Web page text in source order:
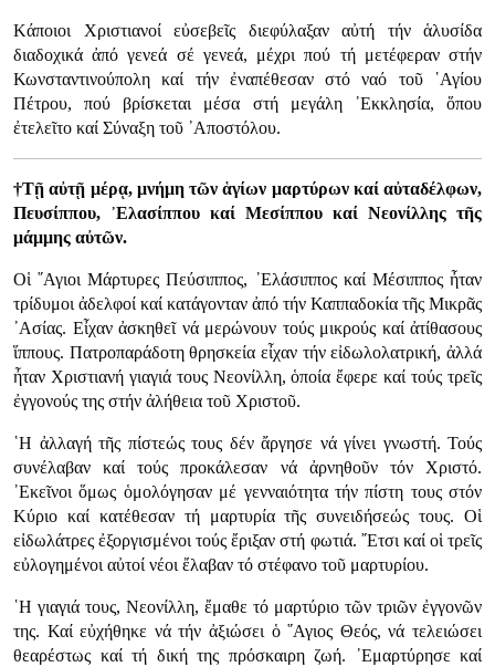
Κάποιοι Χριστιανοί εὐσεβεῖς διεφύλαξαν αὐτή τήν ἁλυσίδα
διαδοχικά ἀπό γενεά σέ γενεά, μέχρι πού τή μετέφεραν στήν
Κωνσταντινούπολη καί τήν ἐναπέθεσαν στό ναό τοῦ ῾Αγίου
Πέτρου, πού βρίσκεται μέσα στή μεγάλη ᾿Εκκλησία, ὅπου
ἐτελεῖτο καί Σύναξη τοῦ ᾿Αποστόλου.
†Τῇ αὐτῇ μέρᾳ, μνήμη τῶν ἁγίων μαρτύρων καί αὐταδέλφων,
Πευσίππου, ᾿Ελασίππου καί Μεσίππου καί Νεονίλλης τῆς
μάμμης αὐτῶν.
Οἱ ῞Αγιοι Μάρτυρες Πεύσιππος, ᾿Ελάσιππος καί Μέσιππος ἦταν
τρίδυμοι ἀδελφοί καί κατάγονταν ἀπό τήν Καππαδοκία τῆς Μικρᾶς
᾿Ασίας. Εἶχαν ἀσκηθεῖ νά μερώνουν τούς μικρούς καί ἀτίθασους
ἵππους. Πατροπαράδοτη θρησκεία εἶχαν τήν εἰδωλολατρική, ἀλλά
ἦταν Χριστιανή γιαγιά τους Νεονίλλη, ὁποία ἔφερε καί τούς τρεῖς
ἐγγονούς της στήν ἀλήθεια τοῦ Χριστοῦ.
῾Η ἀλλαγή τῆς πίστεώς τους δέν ἄργησε νά γίνει γνωστή. Τούς
συνέλαβαν καί τούς προκάλεσαν νά ἀρνηθοῦν τόν Χριστό.
᾿Εκεῖνοι ὅμως ὁμολόγησαν μέ γενναιότητα τήν πίστη τους στόν
Κύριο καί κατέθεσαν τή μαρτυρία τῆς συνειδήσεώς τους. Οἱ
εἰδωλάτρες ἐξοργισμένοι τούς ἔριξαν στή φωτιά. ῎Ετσι καί οἱ τρεῖς
εὐλογημένοι αὐτοί νέοι ἔλαβαν τό στέφανο τοῦ μαρτυρίου.
῾Η γιαγιά τους, Νεονίλλη, ἔμαθε τό μαρτύριο τῶν τριῶν ἐγγονῶν
της. Καί εὐχήθηκε νά τήν ἀξιώσει ὁ ῞Αγιος Θεός, νά τελειώσει
θεαρέστως καί τή δική της πρόσκαιρη ζωή. ᾿Εμαρτύρησε καί